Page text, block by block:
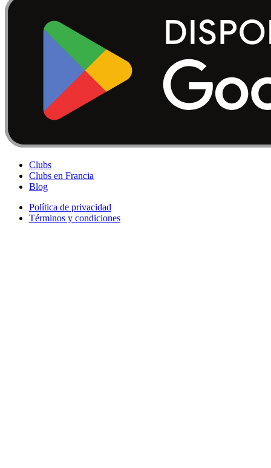
Clubs
Clubs en Francia
Blog
Política de privacidad
Términos y condiciones